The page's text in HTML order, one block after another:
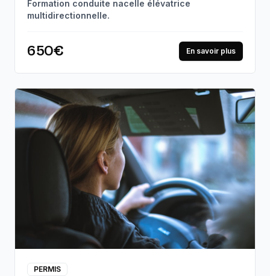
Formation conduite nacelle élévatrice
multidirectionnelle.
650€ En savoir plus
PERMIS